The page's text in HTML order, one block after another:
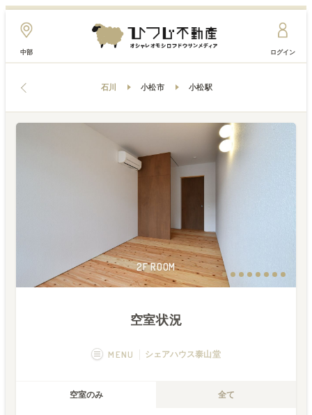
中部 ログイン
石川 小松市 小松駅
2F ROOM
2F ROOM
2F ROOM
2F ROOM
2F ROOM
2F ROOM
2F ROOM
2F ROOM
空室状況
MENU シェアハウス泰山堂
空室のみ 全て